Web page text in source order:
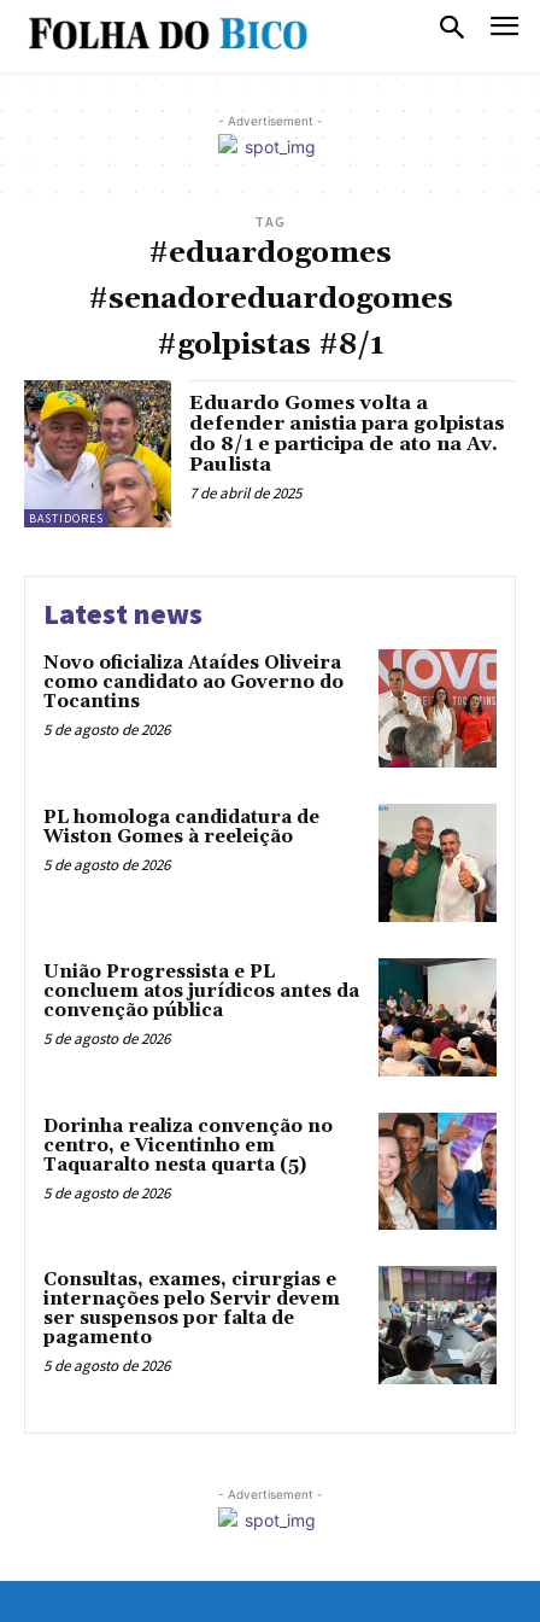
- Advertisement -
TAG
#eduardogomes
#senadoreduardogomes
#golpistas #8/1
BASTIDORES
Eduardo Gomes volta a
defender anistia para golpistas
do 8/1 e participa de ato na Av.
Paulista
7 de abril de 2025
Latest news
Novo oficializa Ataídes Oliveira
como candidato ao Governo do
Tocantins
5 de agosto de 2026
PL homologa candidatura de
Wiston Gomes à reeleição
5 de agosto de 2026
União Progressista e PL
concluem atos jurídicos antes da
convenção pública
5 de agosto de 2026
Dorinha realiza convenção no
centro, e Vicentinho em
Taquaralto nesta quarta (5)
5 de agosto de 2026
Consultas, exames, cirurgias e
internações pelo Servir devem
ser suspensos por falta de
pagamento
5 de agosto de 2026
- Advertisement -